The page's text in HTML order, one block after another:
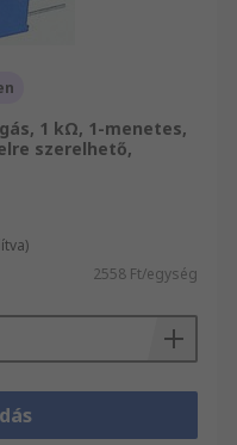
1 kΩ, 1-menetes,
szerelhető,
2558 Ft/egység